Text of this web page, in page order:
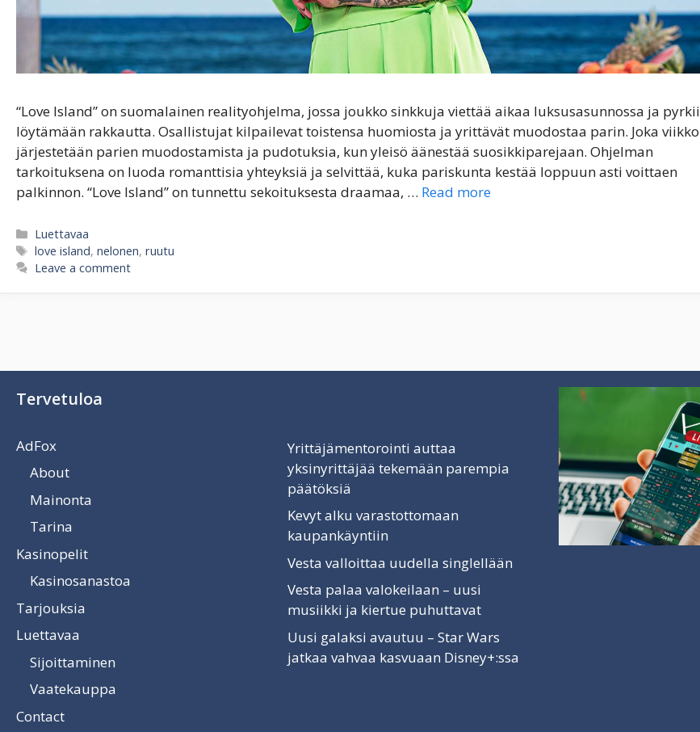
“Love Island” on suomalainen realityohjelma, jossa joukko sinkkuja viettää aikaa luksusasunnossa ja pyrkii
löytämään rakkautta. Osallistujat kilpailevat toistensa huomiosta ja yrittävät muodostaa parin. Joka viikko
järjestetään parien muodostamista ja pudotuksia, kun yleisö äänestää suosikkiparejaan. Ohjelman
tarkoituksena on luoda romanttisia yhteyksiä ja selvittää, kuka pariskunta kestää loppuun asti voittaen
palkinnon. “Love Island” on tunnettu sekoituksesta draamaa, … Read more
Categories
Luettavaa
Tags
love island,nelonen,ruutu
Leave a comment
Tervetuloa
AdFox
About
Mainonta
Tarina
Kasinopelit
Kasinosanastoa
Tarjouksia
Luettavaa
Sijoittaminen
Vaatekauppa
Contact
Yrittäjämentorointi auttaa
yksinyrittäjää tekemään parempia
päätöksiä
Kevyt alku varastottomaan
kaupankäyntiin
Vesta valloittaa uudella singlellään
Vesta palaa valokeilaan – uusi
musiikki ja kiertue puhuttavat
Uusi galaksi avautuu – Star Wars
jatkaa vahvaa kasvuaan Disney+:ssa